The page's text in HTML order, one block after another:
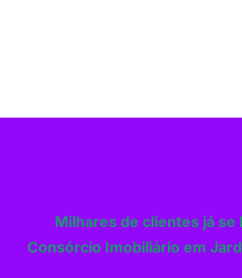
Milhares de clientes já se
Consórcio Imobiliário em